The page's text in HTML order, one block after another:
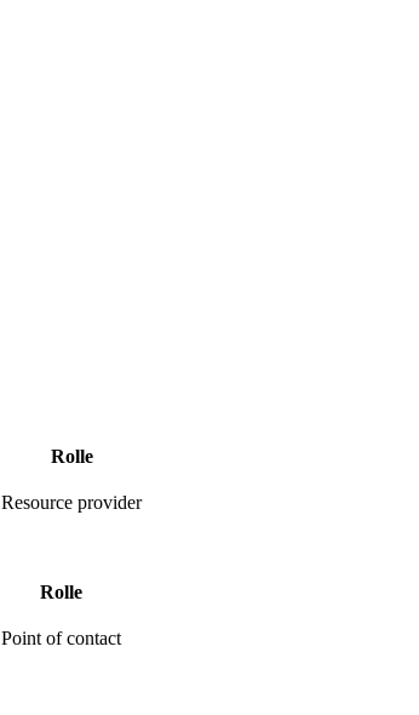
Rolle
Resource provider
Rolle
Point of contact